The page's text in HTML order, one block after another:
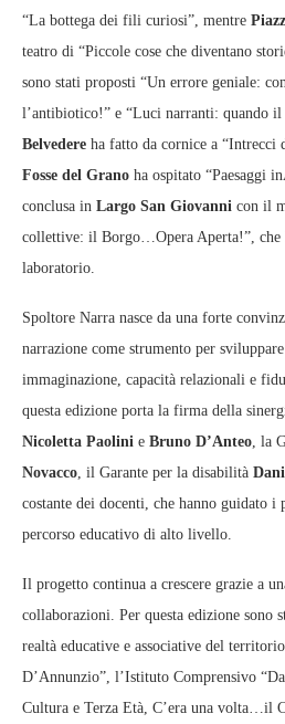
“La bottega dei fili curiosi”, mentre
teatro di “Piccole cose che diventano
sono stati proposti “Un errore geniale:
l’antibiotico!” e “Luci narranti: quando
Belvedere ha fatto da cornice a “Intrecci
Fosse del Grano ha ospitato “Paesaggi
conclusa in Largo San Giovanni con il
collettive: il Borgo…Opera Aperta!”,
laboratorio.
Spoltore Narra nasce da una forte
narrazione come strumento per
immaginazione, capacità relazionali e
questa edizione porta la firma della
Nicoletta Paolini e Bruno D’Anteo, la
Novacco, il Garante per la disabilità
costante dei docenti, che hanno guidato
percorso educativo di alto livello.
Il progetto continua a crescere grazie a
collaborazioni. Per questa edizione sono
realtà educative e associative del
D’Annunzio”, l’Istituto Comprensivo
Cultura e Terza Età, C’era una volta…il